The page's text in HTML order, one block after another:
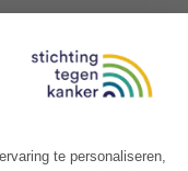
Hierbij
voor
en anderzijds
De
door